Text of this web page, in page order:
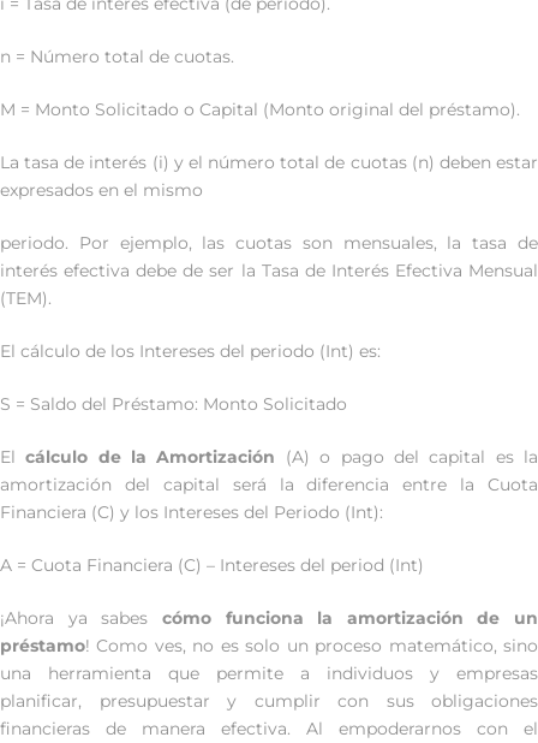
n = Número total de cuotas.
M = Monto Solicitado o Capital (Monto original del préstamo).
La tasa de interés (i) y el número total de cuotas (n) deben estar
expresados en el mismo
periodo. Por ejemplo, las cuotas son mensuales, la tasa de
interés efectiva debe de ser la Tasa de Interés Efectiva Mensual
(TEM).
El cálculo de los Intereses del periodo (Int) es:
S = Saldo del Préstamo: Monto Solicitado
Elcálculo de la Amortización (A) o pago del capital es la
amortización del capital será la diferencia entre la Cuota
Financiera (C) y los Intereses del Periodo (Int):
A = Cuota Financiera (C) – Intereses del period (Int)
¡Ahora ya sabes cómo funciona la amortización de un
préstamo! Como ves, no es solo un proceso matemático, sino
una herramienta que permite a individuos y empresas
planificar, presupuestar y cumplir con sus obligaciones
financieras de manera efectiva. Al empoderarnos con el